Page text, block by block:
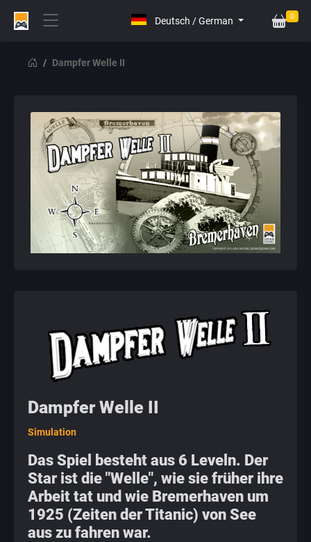
0
Dampfer Welle II
Dampfer Welle II
Simulation
Das Spiel besteht aus 6 Leveln. Der
Star ist die "Welle", wie sie früher ihre
Arbeit tat und wie Bremerhaven um
1925 (Zeiten der Titanic) von See
aus zu fahren war.